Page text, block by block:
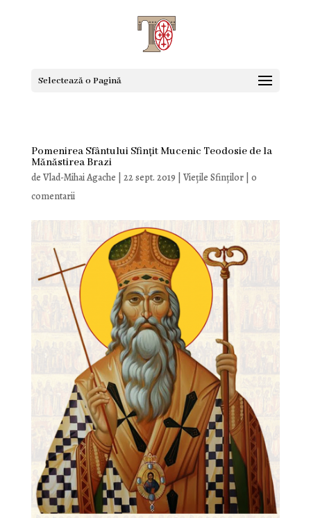
Selectează o Pagină
Pomenirea Sfântului Sfințit Mucenic Teodosie de la
Mănăstirea Brazi
de Vlad-Mihai Agache 22 sept. 2019 Viețile Sfinților| 0
comentarii